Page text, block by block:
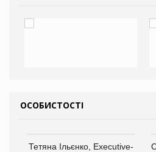
ОСОБИСТОСТІ
Тетяна Ільєнко, Executive-